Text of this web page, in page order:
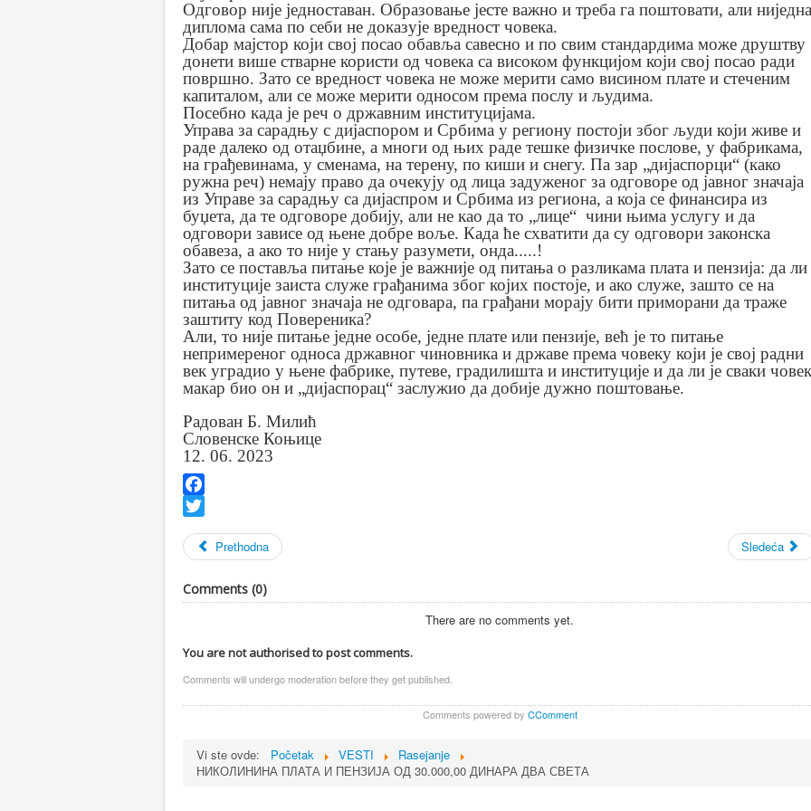
Одговор није једноставан. Образовање јесте важно и треба га поштовати, али ниједна
диплома сама по себи не доказује вредност човека.
Добар мајстор који свој посао обавља савесно и по свим стандардима може друштву
донети више стварне користи од човека са високом функцијом који свој посао ради
површно. Зато се вредност човека не може мерити само висином плате и стеченим
капиталом, али се може мерити односом према послу и људима.
Посебно када је реч о државним институцијама.
Управа за сарадњу с дијаспором и Србима у региону постоји због људи који живе и
раде далеко од отаџбине, а многи од њих раде тешке физичке послове, у фабрикама,
на грађевинама, у сменама, на терену, по киши и снегу. Па зар „дијаспорци“ (како
ружна реч) немају право да очекују од лица задуженог за одговоре од јавног значаја
из Управе за сарадњу са дијаспром и Србима из региона, а која се финансира из
буџета, да те одговоре добију, али не као да то „лице“ чини њима услугу и да
одговори зависе од њене добре воље. Када ће схватити да су одговори законска
обавеза, а ако то није у стању разумети, онда.....!
Зато се поставља питање које је важније од питања о разликама плата и пензија: да ли
институције заиста служе грађанима због којих постоје, и ако служе, зашто се на
питања од јавног значаја не одговара, па грађани морају бити приморани да траже
заштиту код Повереника?
Али, то није питање једне особе, једне плате или пензије, већ је то питање
непримереног односа државног чиновника и државе према човеку који је свој радни
век уградио у њене фабрике, путеве, градилишта и институције и да ли је сваки
макар био он и „дијаспорац“ заслужио да добије дужно поштовање.
Радован Б. Милић
Словенске Коњице
12. 06. 2023
Facebook
Prethodna
Sledeća
Comments (0)
There are no comments yet.
You are not authorised to post comments.
Comments will undergo moderation before they get published.
Comments powered by CComment
Vi ste ovde: Početak VESTI
Rasejanje
НИКОЛИНИНА ПЛАТА И ПЕНЗИЈА ОД 30.000,00 ДИНАРА ДВА СВЕТА